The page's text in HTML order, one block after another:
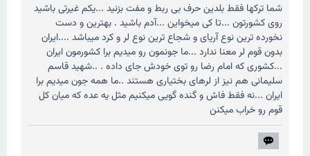
شما ترکها فقط بلدین حرف بی ربط و مفت بزنید ...یکم غیرتی باشید
روی کشورتون ...تا کی میخواین ...آدم باشید . بهترین و دست
نخورده ترین نوع آریای و شجاع ترین نوع لر و کرد میباشد ....ایران
بدون قوم لر معنا ندارد ...ما جونمون رو میدیم برا کشورمون ایران
...کشوری که امام رضا رو توی خودش جای داده . ..شهید قاسم
سلیمانی هم نیز از لرهای بختیاری هستند ..ما همه جون میدیم برا
ایران ...نه فقط فاش و گنده گویی میکنیم مثل یه عده که میان کل
قوم رو خراب میکنن